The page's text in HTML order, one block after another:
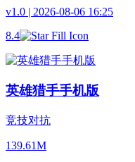
v1.0 | 2026-08-06 16:25
8.4
英雄猎手手机版
竞技对抗
139.61M